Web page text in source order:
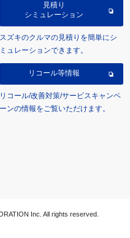
見積り
シミュレーション
スズキのクルマの見積りを簡単にシ
ミュレーションできます。
リコール等情報
リコール/改善対策/サービスキャンペ
ーンの情報をご覧いただけます。
Inc. All rights reserved.